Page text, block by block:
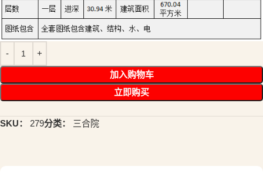
加入购物车
立即购买
SKU： 279分类： 三合院